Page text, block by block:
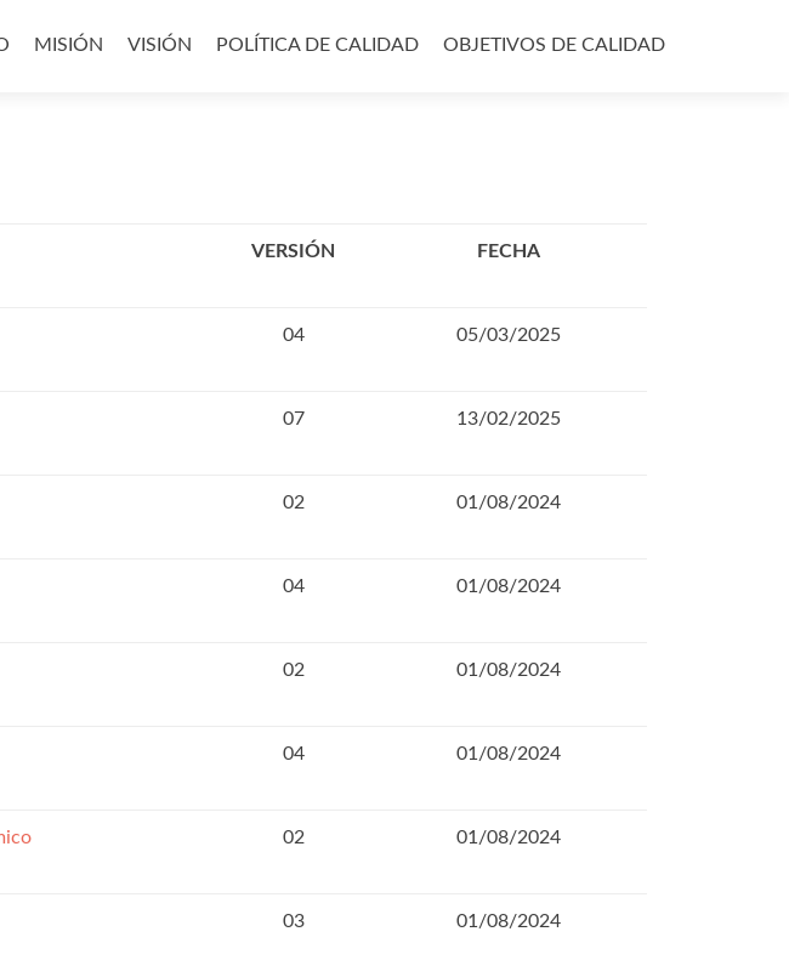
MISIÓN VISIÓN POLÍTICA DE CALIDAD OBJETIVOS DE CALIDAD
VERSIÓN FECHA
04 05/03/2025
07 13/02/2025
02 01/08/2024
04 01/08/2024
02 01/08/2024
04 01/08/2024
02 01/08/2024
03 01/08/2024